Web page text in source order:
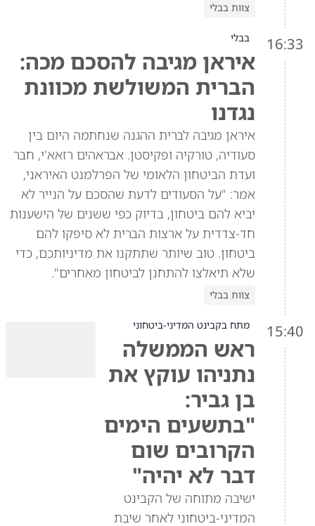
צוות בבלי
16:33 בבלי
איראן מגיבה להסכם מכה:
הברית המשולשת מכוונת
נגדנו
איראן מגיבה לברית ההגנה שנחתמה היום בין
סעודיה, טורקיה ופקיסטן. אבראהים רזאא'י, חבר
ועדת הביטחון הלאומי של הפרלמנט האיראני,
אמר: "על הסעודים לדעת שהסכם על הנייר לא
יביא להם ביטחון, בדיוק כפי ששנים של הישענות
חד-צדדית על ארצות הברית לא סיפקו להם
ביטחון. טוב שיותר שתתקנו את מדיניותכם, כדי
שלא תיאלצו להתחנן לביטחון מאחרים".
צוות בבלי
15:40 מתח בקבינט המדיני-ביטחוני
ראש הממשלה
נתניהו עוקץ את
בן גביר:
"בתשעים הימים
הקרובים שום
דבר לא יהיה"
ישיבה מתוחה של הקבינט
המדיני-ביטחוני לאחר שיבת